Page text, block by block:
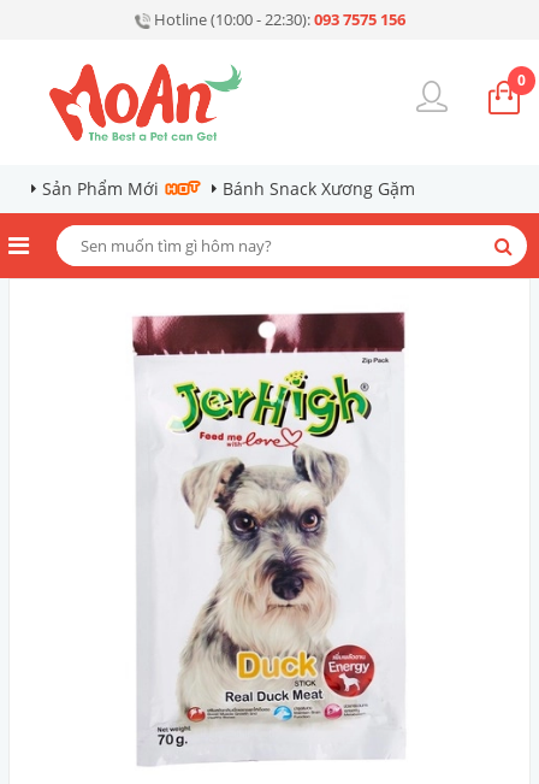
Hotline (10:00 - 22:30):093 7575 156
0
Sản Phẩm Mới Bánh Snack Xương Gặm